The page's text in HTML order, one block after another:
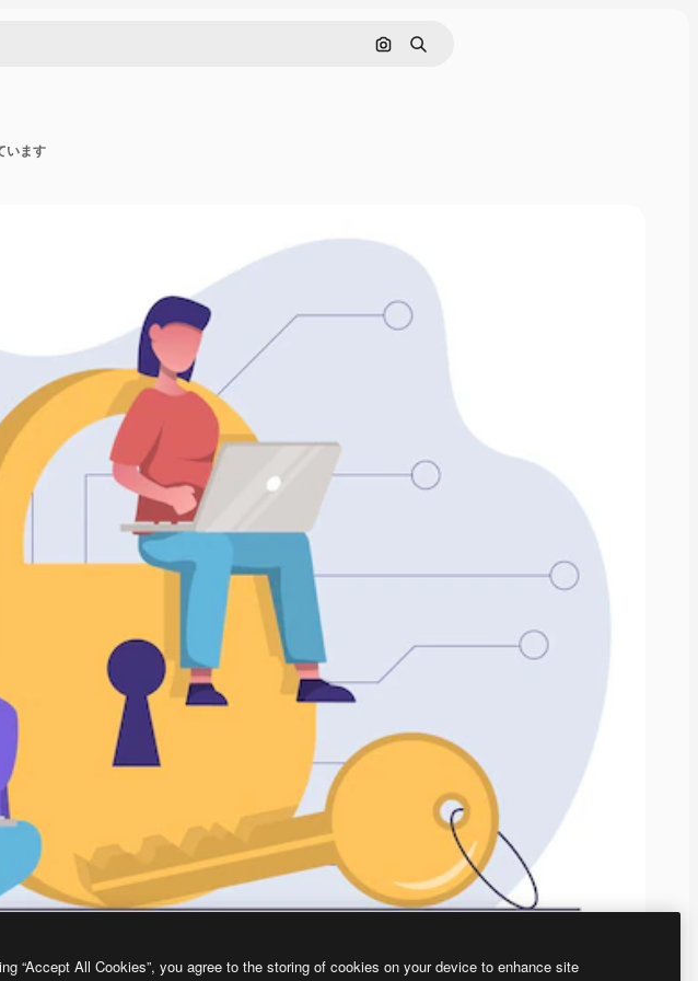
画像で検索
検索
います
“Accept All Cookies”, you agree to the storing of cookies on your device to enhance site